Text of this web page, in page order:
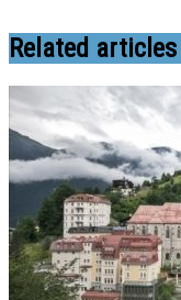
Related articles